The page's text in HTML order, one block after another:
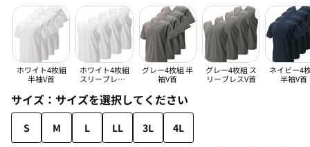
ホワイト4枚組
半袖V首
ホワイト4枚組
スリーブレスV
グレー4枚組 半
袖V首
グレー4枚組 ス
リーブレスV首
ネイビー4
半袖V首
サイズ： サイズを選択してください
S M L LL 3L
4L